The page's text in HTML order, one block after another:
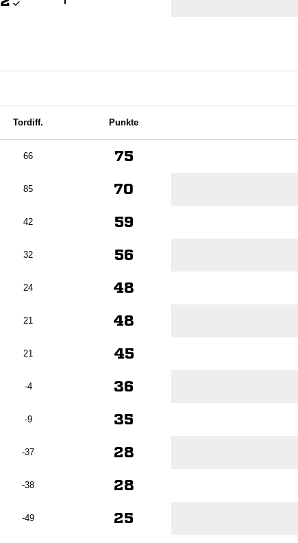
Tordiff. Punkte
66 75
85 70
42 59
32 56
24 48
21 48
21 45
-4 36
-9 35
-37 28
-38 28
-49 25